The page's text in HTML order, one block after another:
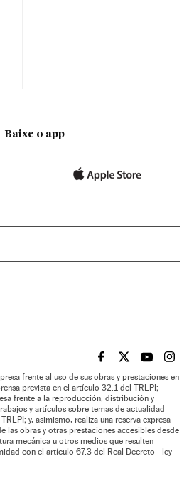
Baixe o app
EL PAÍS BRASIL EN
EL PAÍSEL PAÍS
EL
frente al uso de sus obras y prestaciones en
prevista en el artículo 32.1 del TRLPI;
frente a la reproducción, distribución y
y artículos sobre temas de actualidad
y, asimismo, realiza una reserva expresa
las obras y otras prestaciones accesibles desde
mecánica u otros medios que resulten
con el artículo 67.3 del Real Decreto - ley